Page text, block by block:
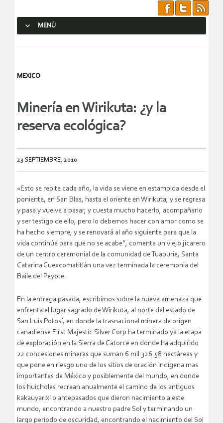
MENÚ
MEXICO
Minería en Wirikuta: ¿y la
reserva ecológica?
23 SEPTIEMBRE, 2010
«Esto se repite cada año, la vida se viene en estampida desde el
poniente, en San Blas, hasta el oriente en Wirikuta, y se regresa
y pasa y vuelve a pasar, y cuesta mucho hacerlo, acompañarlo
y ser testigo de ello, pero lo debemos hacer con amor como se
ha hecho siempre, y se renovará al año siguiente para que la
vida continúe para que no se acabe”, comenta un viejo jicarero
de un centro ceremonial de la comunidad de Tuapurie, Santa
Catarina Cuexcomatitlán una vez terminada la ceremonia del
Baile del Peyote.
En la entrega pasada, escribimos sobre la nueva amenaza que
enfrenta el lugar sagrado de Wirikuta, al norte del estado de
San Luis Potosí, en donde la trasnacional minera de origen
canadiense First Majestic Silver Corp ha terminado ya la etapa
de exploración en la Sierra de Catorce en donde ha adquirido
22 concesiones mineras que suman 6 mil 326.58 hectáreas y
que pone en riesgo uno de los sitios de oración indígena mas
importantes de México y posiblemente del mundo, en donde
los huicholes recrean anualmente el camino de los antiguos
kakauyarixi o antepasados que dieron nacimiento a este
mundo, encontrando a nuestro padre Sol y terminando un
largo periodo de oscuridad, encontrando el nacimiento del Sol